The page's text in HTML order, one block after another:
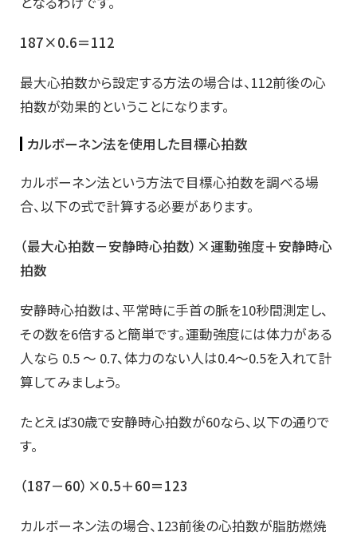
187×0.6＝112
最大心拍数から設定する方法の場合は、112前後の心
拍数が効果的ということになります。
カルボーネン法を使用した目標心拍数
カルボーネン法という方法で目標心拍数を調べる場
合、以下の式で計算する必要があります。
（最大心拍数－安静時心拍数）×運動強度＋安静時心
拍数
安静時心拍数は、平常時に手首の脈を10秒間測定し、
その数を6倍すると簡単です。運動強度には体力がある
人なら 0.5 〜 0.7、体力のない人は0.4〜0.5を入れて計
算してみましょう。
たとえば30歳で安静時心拍数が60なら、以下の通りで
す。
（187－60）×0.5＋60＝123
カルボーネン法の場合、123前後の心拍数が脂肪燃焼